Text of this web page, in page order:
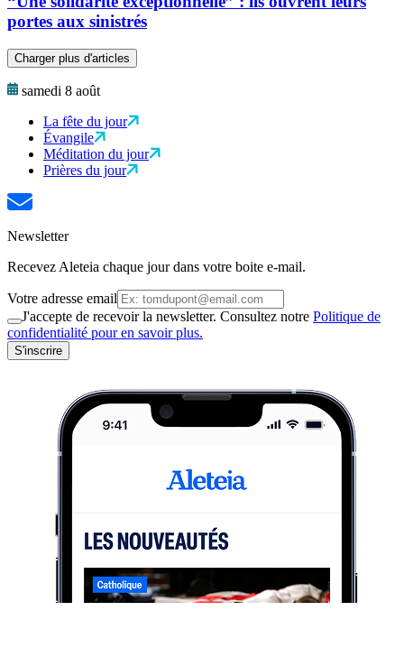
portes aux sinistrés
Charger plus d'articles
samedi 8 août
La fête du jour
Évangile
Méditation du jour
Prières du jour
Newsletter
Recevez Aleteia chaque jour dans votre boite e-mail.
Votre adresse email
J'accepte de recevoir la newsletter. Consultez notre Politique de
confidentialité pour en savoir plus.
S'inscrire